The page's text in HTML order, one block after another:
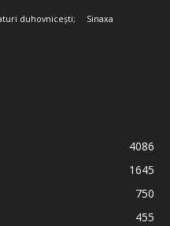
duhovnicești; Sinaxa
4086
1645
750
455